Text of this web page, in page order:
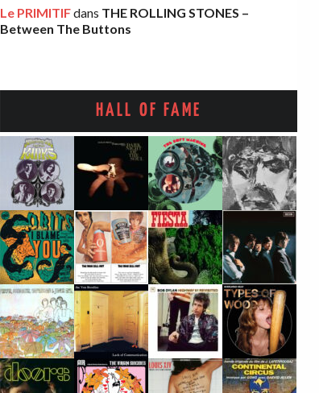
Léo · 29 octobre 2025
Le PRIMITIFdans THE ROLLING STONES –
Between The Buttons
HALL OF FAME